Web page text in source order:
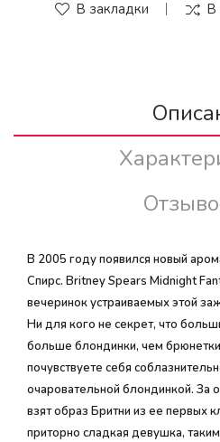
В закладки В
В 2005 году появился новый
Спирс. Britney Spears Midnight
вечеринок устраиваемых этой
Ни для кого не секрет, что
больше блондинки, чем
почувствуете себя
очаровательной блондинкой. За
взят образ Бритни из ее первых
приторно сладкая девушка,